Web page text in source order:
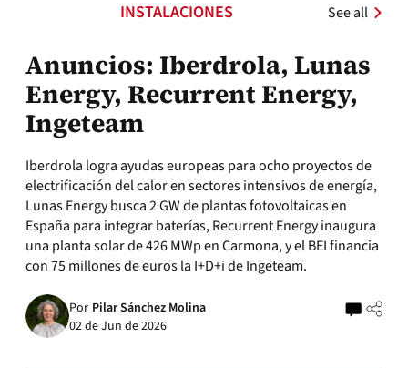
INSTALACIONES See all
Anuncios: Iberdrola, Lunas
Energy, Recurrent Energy,
Ingeteam
Iberdrola logra ayudas europeas para ocho proyectos de
electrificación del calor en sectores intensivos de energía,
Lunas Energy busca 2 GW de plantas fotovoltaicas en
España para integrar baterías, Recurrent Energy inaugura
una planta solar de 426 MWp en Carmona, y el BEI financia
con 75 millones de euros la I+D+i de Ingeteam.
Por Pilar Sánchez Molina
02 de Jun de 2026